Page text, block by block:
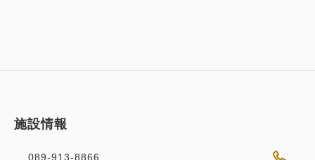
施設情報
089-913-8866